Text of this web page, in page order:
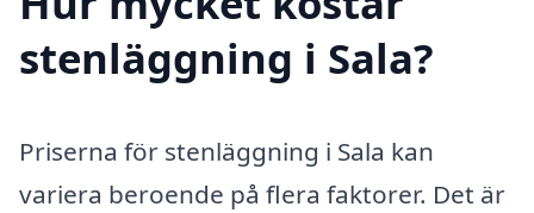
stenläggning i Sala?
Priserna för stenläggning i Sala kan
variera beroende på flera faktorer. Det är